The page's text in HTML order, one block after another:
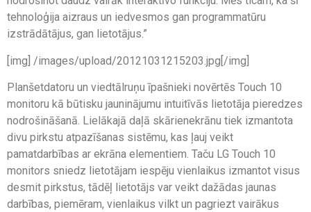
tehnoloģija aizraus un iedvesmos gan programmatūru
izstrādātājus, gan lietotājus.”
[img] /images/upload/20121031215203.jpg[/img]
Planšetdatoru un viedtālruņu īpašnieki novērtēs Touch 10
monitoru kā būtisku jauninājumu intuitīvās lietotāja pieredzes
nodrošināšanā. Lielākajā daļā skārienekrānu tiek izmantota
divu pirkstu atpazīšanas sistēmu, kas ļauj veikt
pamatdarbības ar ekrāna elementiem. Taču LG Touch 10
monitors sniedz lietotājam iespēju vienlaikus izmantot visus
desmit pirkstus, tādēļ lietotājs var veikt dažādas jaunas
darbības, piemēram, vienlaikus vilkt un pagriezt vairākus